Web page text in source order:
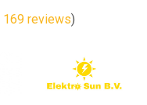
169 reviews)